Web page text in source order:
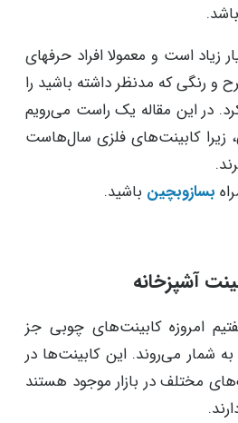
زیاد است و معمولا افراد حرفهای
رنگی که مدنظر داشته باشید را
در این مقاله یک راست می‌رویم
زیرا کابینت‌های فلزی سال‌هاست
بسازوبچینباشید.
آشپزخانه
امروزه کابینت‌‌های چوبی جز
شمار می‌روند. این کابینت‌ها در
مختلف در بازار موجود هستند